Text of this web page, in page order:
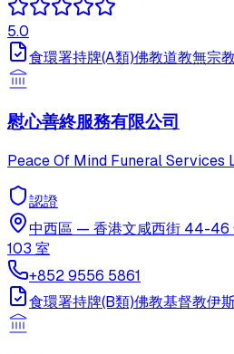
5.0
食環署持牌(A類)佛教道教無宗教
慰心善終服務有限公司
Peace Of Mind Funeral Services
認證
中西區 — 香港文咸西街 44-46
103 室
+852 9556 5861
食環署持牌(B類)佛教基督教伊